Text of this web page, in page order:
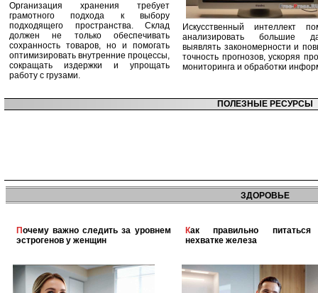
Организация хранения требует
грамотного подхода к выбору
подходящего пространства. Склад
должен не только обеспечивать
сохранность товаров, но и помогать
оптимизировать внутренние процессы,
сокращать издержки и упрощать
работу с грузами.
Искусственный интеллект
анализировать большие
выявлять закономерности и
точность прогнозов, ускоряя
мониторинга и обработки
ПОЛЕЗНЫЕ РЕСУРСЫ
ЗДОРОВЬЕ
Почему важно следить за уровнем
эстрогенов у женщин
Как правильно питаться при
нехватке железа